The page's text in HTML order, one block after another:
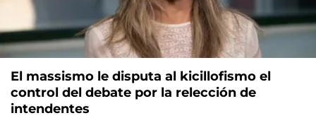
El massismo le disputa al kicillofismo el
control del debate por la relección de
intendentes